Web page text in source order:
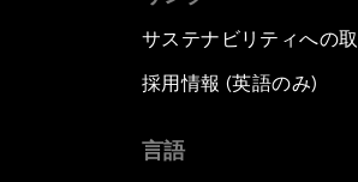
サステナビリティへの
採用情報 (英語のみ)
言語